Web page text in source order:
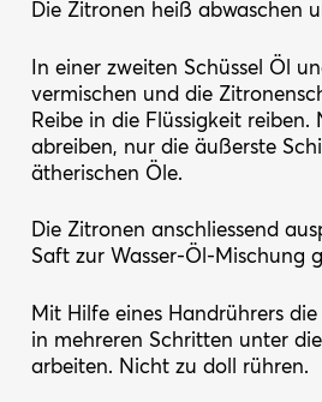
Die Zitronen heiß abwaschen
In einer zweiten Schüssel Öl
vermischen und die
Reibe in die Flüssigkeit reiben.
abreiben, nur die äußerste
ätherischen Öle.
Die Zitronen anschliessend
Saft zur Wasser-Öl-Mischung
Mit Hilfe eines Handrührers
in mehreren Schritten unter
arbeiten. Nicht zu doll rühren.